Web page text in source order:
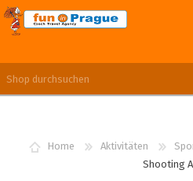
REGISTRIERUNG
Home Aktivitäten
Shooting